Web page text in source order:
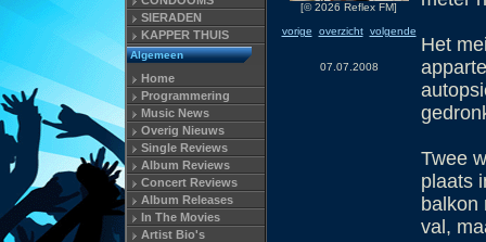
SIERADEN
KAPPER THUIS
Algemeen
Home
Programmering
Music News
Overig Nieuws
Single Reviews
Album Reviews
Concert Reviews
Album Releases
In The Movies
Artist Bio's
[© 2026 Reflex FM]
vorige
overzicht volgende
07.07.2008
Het
Twee
plaats
balkon
val,